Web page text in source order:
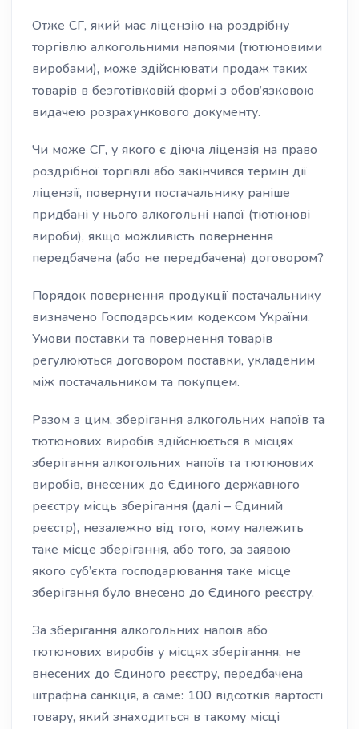
Отже СГ, який має ліцензію на роздрібну
торгівлю алкогольними напоями (тютюновими
виробами), може здійснювати продаж таких
товарів в безготівковій формі з обов’язковою
видачею розрахункового документу.
Чи може СГ, у якого є діюча ліцензія на право
роздрібної торгівлі або закінчився термін дії
ліцензії, повернути постачальнику раніше
придбані у нього алкогольні напої (тютюнові
вироби), якщо можливість повернення
передбачена (або не передбачена) договором?
Порядок повернення продукції постачальнику
визначено Господарським кодексом України.
Умови поставки та повернення товарів
регулюються договором поставки, укладеним
між постачальником та покупцем.
Разом з цим, зберігання алкогольних напоїв та
тютюнових виробів здійснюється в місцях
зберігання алкогольних напоїв та тютюнових
виробів, внесених до Єдиного державного
реєстру місць зберігання (далі – Єдиний
реєстр), незалежно від того, кому належить
таке місце зберігання, або того, за заявою
якого суб’єкта господарювання таке місце
зберігання було внесено до Єдиного реєстру.
За зберігання алкогольних напоїв або
тютюнових виробів у місцях зберігання, не
внесених до Єдиного реєстру, передбачена
штрафна санкція, а саме: 100 відсотків вартості
товару, який знаходиться в такому місці